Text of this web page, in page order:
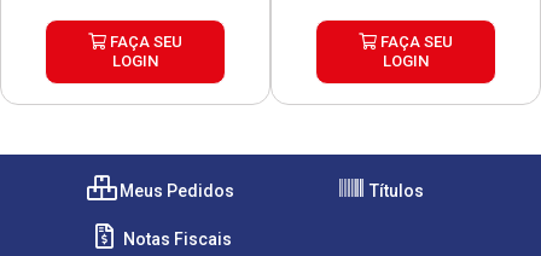
FAÇA SEU
LOGIN
FAÇA SEU
LOGIN
Meus Pedidos Títulos
Notas Fiscais